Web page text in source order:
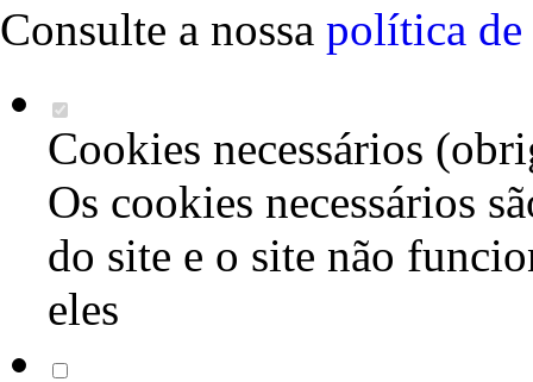
Consulte a nossa política de
Cookies necessários
Os cookies necessários
do site e o site não
eles